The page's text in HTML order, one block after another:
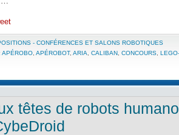
- CONFÉRENCES ET SALONS ROBOTIQUES
APÉROBO APÉROBOT, ARIA CALIBAN CONCOURS LEGO-
têtes de robots